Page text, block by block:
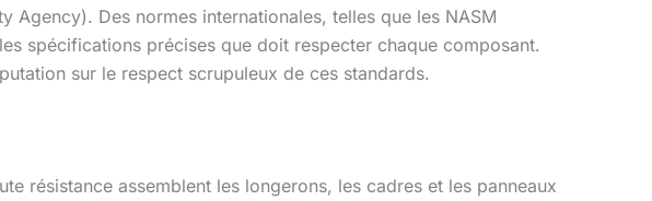
Agency). Des normes internationales, telles que les NASM
spécifications précises que doit respecter chaque composant.
sur le respect scrupuleux de ces standards.
résistance assemblent les longerons, les cadres et les panneaux